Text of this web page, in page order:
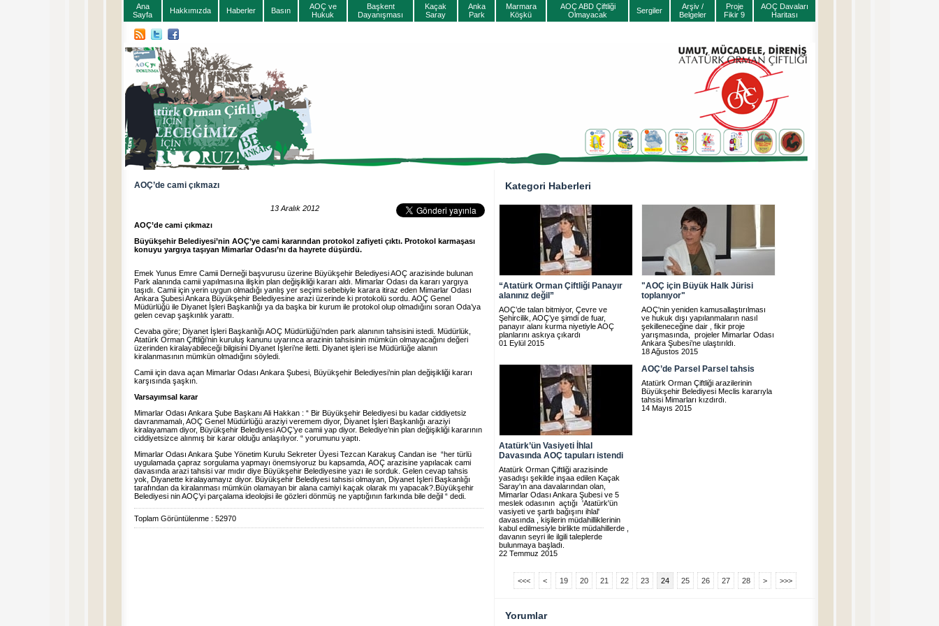
Ana
Sayfa
Hakkımızda Haberler Basın
AOÇ ve
Hukuk
Başkent
Dayanışması
Kaçak
Saray
Anka
Park
Marmara
Köşkü
AOÇ ABD Çiftliği
Olmayacak
Sergiler
Arşiv /
Belgeler
Proje
Fikir 9
AOÇ Davaları
Haritası
AOÇ’de cami çıkmazı
13 Aralık 2012
AOÇ’de cami çıkmazı
Büyükşehir Belediyesi’nin AOÇ’ye cami kararından protokol zafiyeti çıktı. Protokol karmaşası
konuyu yargıya taşıyan Mimarlar Odası’nı da hayrete düşürdü.
Emek Yunus Emre Camii Derneği başvurusu üzerine Büyükşehir Belediyesi AOÇ arazisinde bulunan
Park alanında camii yapılmasına ilişkin plan değişikliği kararı aldı. Mimarlar Odası da kararı yargıya
taşıdı. Camii için yerin uygun olmadığı yanlış yer seçimi sebebiyle karara itiraz eden Mimarlar Odası
Ankara Şubesi Ankara Büyükşehir Belediyesine arazi üzerinde ki protokolü sordu. AOÇ Genel
Müdürlüğü ile Diyanet İşleri Başkanlığı ya da başka bir kurum ile protokol olup olmadığını soran Oda’ya
gelen cevap şaşkınlık yarattı.
Cevaba göre; Diyanet İşleri Başkanlığı AOÇ Müdürlüğü’nden park alanının tahsisini istedi. Müdürlük,
Atatürk Orman Çiftliği’nin kuruluş kanunu uyarınca arazinin tahsisinin mümkün olmayacağını değeri
üzerinden kiralayabileceği bilgisini Diyanet İşleri’ne iletti. Diyanet işleri ise Müdürlüğe alanın
kiralanmasının mümkün olmadığını söyledi.
Camii için dava açan Mimarlar Odası Ankara Şubesi, Büyükşehir Belediyesi’nin plan değişikliği kararı
karşısında şaşkın.
Varsayımsal karar
Mimarlar Odası Ankara Şube Başkanı Ali Hakkan : “ Bir Büyükşehir Belediyesi bu kadar ciddiyetsiz
davranmamalı, AOÇ Genel Müdürlüğü araziyi veremem diyor, Diyanet İşleri Başkanlığı araziyi
kiralayamam diyor, Büyükşehir Belediyesi AOÇ’ye camii yap diyor. Belediye’nin plan değişikliği kararının
ciddiyetsizce alınmış bir karar olduğu anlaşılıyor. “ yorumunu yaptı.
Mimarlar Odası Ankara Şube Yönetim Kurulu Sekreter Üyesi Tezcan Karakuş Candan ise “her türlü
uygulamada çapraz sorgulama yapmayı önemsiyoruz bu kapsamda, AOÇ arazisine yapılacak cami
davasında arazi tahsisi var mıdır diye Büyükşehir Belediyesine yazı ile sorduk. Gelen cevap tahsis
yok, Diyanette kiralayamayız diyor. Büyükşehir Belediyesi tahsisi olmayan, Diyanet İşleri Başkanlığı
tarafından da kiralanması mümkün olamayan bir alana camiyi kaçak olarak mı yapacak?.Büyükşehir
Belediyesi nin AOÇ’yi parçalama ideolojisi ile gözleri dönmüş ne yaptığının farkında bile değil “ dedi.
Toplam Görüntülenme : 52970
Kategori Haberleri
“Atatürk Orman Çiftliği Panayır
alanınız değil”
AOÇ’de talan bitmiyor, Çevre ve
Şehircilik, AOÇ’ye şimdi de fuar,
panayır alanı kurma niyetiyle AOÇ
planlarını askıya çıkardı
01 Eylül 2015
"AOÇ için Büyük Halk Jürisi
toplanıyor"
AOÇ'nin yeniden kamusallaştırılması
ve hukuk dışı yapılanmaların nasıl
şekilleneceğine dair , fikir proje
yarışmasında, projeler Mimarlar Odası
Ankara Şubesi’ne ulaştırıldı.
18 Ağustos 2015
Atatürk’ün Vasiyeti İhlal
Davasında AOÇ tapuları istendi
Atatürk Orman Çiftliği arazisinde
yasadışı şekilde inşaa edilen Kaçak
Saray'ın ana davalarından olan,
Mimarlar Odası Ankara Şubesi ve 5
meslek odasının açtığı 'Atatürk'ün
vasiyeti ve şartlı bağışını ihlal'
davasında , kişilerin müdahilliklerinin
kabul edilmesiyle birlikte müdahillerde ,
davanın seyri ile ilgili taleplerde
bulunmaya başladı.
22 Temmuz 2015
AOÇ’de Parsel Parsel tahsis
Atatürk Orman Çiftliği arazilerinin
Büyükşehir Belediyesi Meclis kararıyla
tahsisi Mimarları kızdırdı.
14 Mayıs 2015
<<< < 19 20 21 22 23 24 25 26 27 28 > >>>
Yorumlar